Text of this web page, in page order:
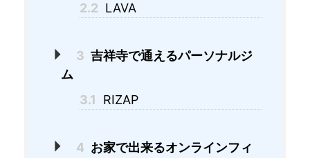
2.2 LAVA
3 吉祥寺で通えるパーソナルジ
ム
3.1
RIZAP
4 お家で出来るオンラインフィ